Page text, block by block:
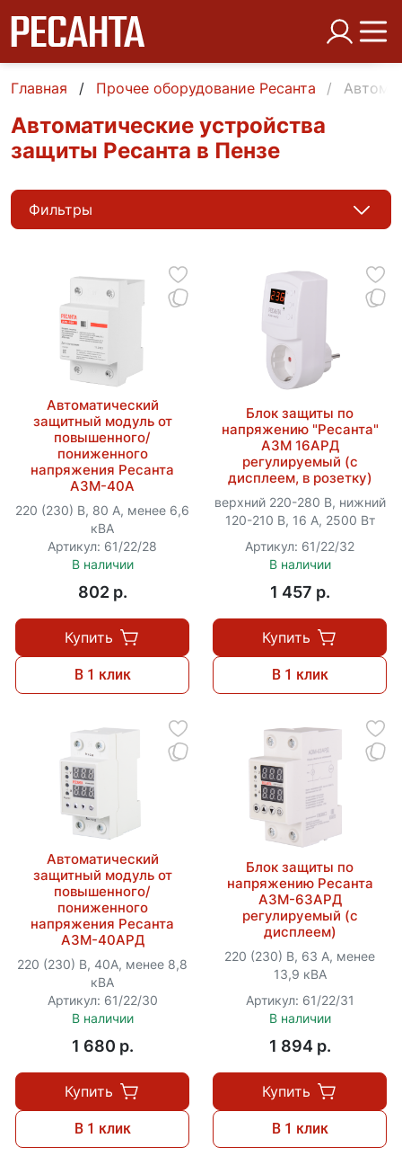
Главная Прочее оборудование Ресанта
Автоматические устройства
защиты Ресанта в Пензе
Фильтры
Автоматический
защитный модуль от
повышенного/
пониженного
напряжения Ресанта
АЗМ-40A
220 (230) В, 80 А, менее 6,6
кВА
Артикул: 61/22/28
В наличии
802 p.
Купить
В 1 клик
Блок защиты по
напряжению "Ресанта"
АЗМ 16AРД
регулируемый (с
дисплеем, в розетку)
верхний 220-280 В, нижний
120-210 В, 16 А, 2500 Вт
Артикул: 61/22/32
В наличии
1 457 p.
Купить
В 1 клик
Автоматический
защитный модуль от
повышенного/
пониженного
напряжения Ресанта
АЗМ-40АРД
220 (230) В, 40А, менее 8,8
кВА
Артикул: 61/22/30
В наличии
1 680 p.
Купить
В 1 клик
Блок защиты по
напряжению Ресанта
АЗМ-63АРД
регулируемый (с
дисплеем)
220 (230) В, 63 А, менее
13,9 кВА
Артикул: 61/22/31
В наличии
1 894 p.
Купить
В 1 клик